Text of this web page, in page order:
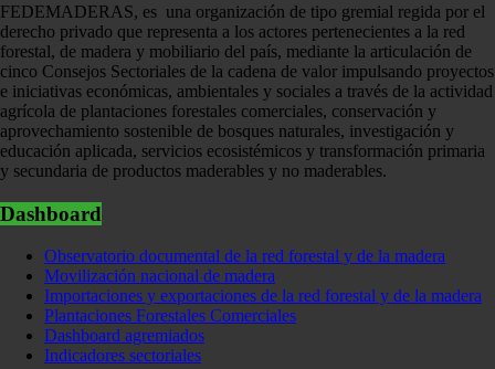
FEDEMADERAS, es una organización de tipo gremial regida por el
derecho privado que representa a los actores pertenecientes a la red
forestal, de madera y mobiliario del país, mediante la articulación de
cinco Consejos Sectoriales de la cadena de valor impulsando proyectos
e iniciativas económicas, ambientales y sociales a través de la actividad
agrícola de plantaciones forestales comerciales, conservación y
aprovechamiento sostenible de bosques naturales, investigación y
educación aplicada, servicios ecosistémicos y transformación primaria
y secundaria de productos maderables y no maderables.
Dashboard
Observatorio documental de la red forestal y de la madera
Movilización nacional de madera
Importaciones y exportaciones de la red forestal y de la madera
Plantaciones Forestales Comerciales
Dashboard agremiados
Indicadores sectoriales